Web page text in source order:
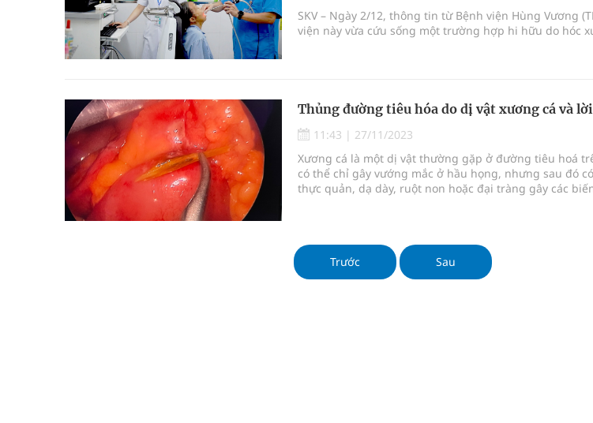
Vương Thành Công: Khi việc học bắt đầu từ trải nghiệm thực tế
Chấn chỉnh hoạt động kinh doanh dược liệu
SKV – Ngày 2/12, thông tin từ Bệnh viện Hùng Vương
viện này vừa cứu sống một trường hợp hi hữu do hóc
Thủng đường tiêu hóa do dị vật xương cá và
11:43 | 27/11/2023
Xương cá là một dị vật thường gặp ở đường tiêu hoá
có thể chỉ gây vướng mắc ở hầu họng, nhưng sau đó
thực quản, dạ dày, ruột non hoặc đại tràng gây các
Trước Sau